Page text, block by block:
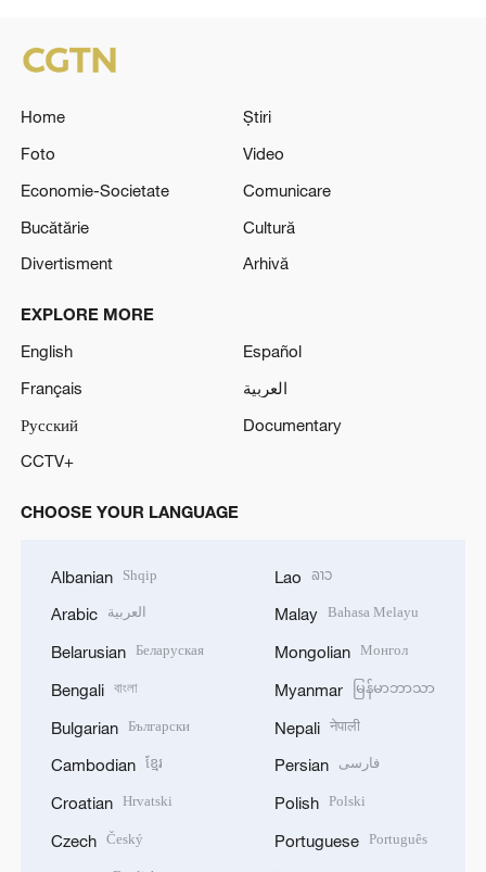
Home
Știri
Foto
Video
Economie-Societate
Comunicare
Bucătărie
Cultură
Divertisment
Arhivă
EXPLORE MORE
English
Español
Français
العربية
Русский
Documentary
CCTV+
CHOOSE YOUR LANGUAGE
Albanian Shqip
Arabic العربية
Belarusian Беларуская
Bengali বাংলা
Bulgarian Български
Cambodian ខ្មែរ
Croatian Hrvatski
Czech Český
Lao ລາວ
Malay Bahasa Melayu
Mongolian Монгол
Myanmar မြန်မာဘာသာ
Nepali नेपाली
Persian فارسی
Polish Polski
Portuguese Português